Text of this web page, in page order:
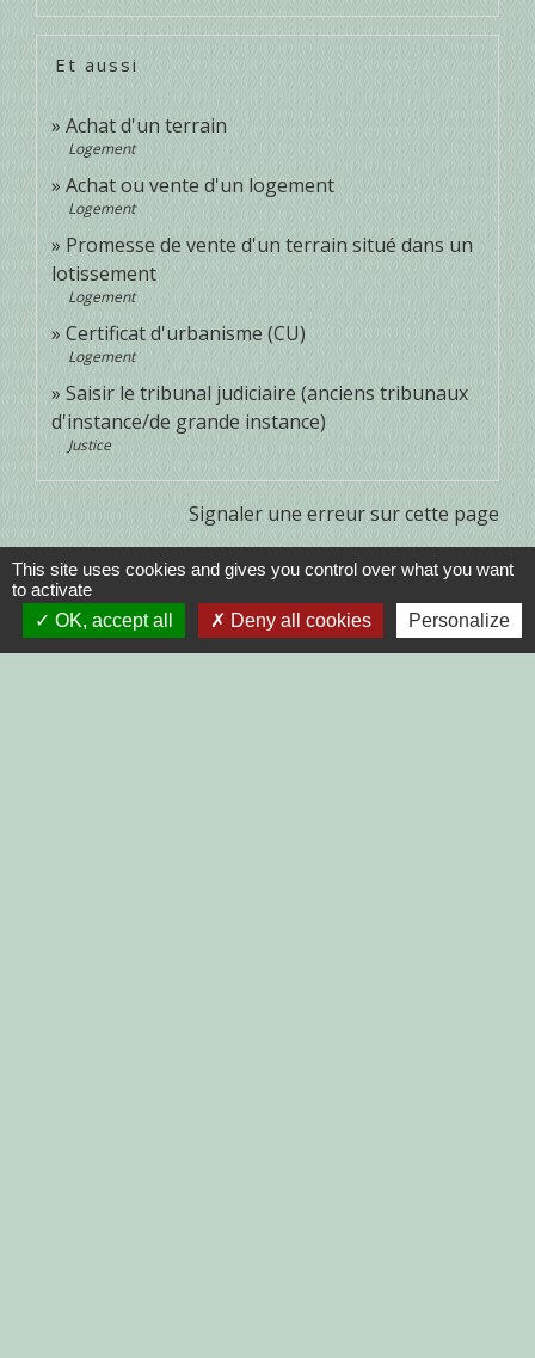
Et aussi
Achat d'un terrain
Logement
Achat ou vente d'un logement
Logement
Promesse de vente d'un terrain situé dans un
lotissement
Logement
Certificat d'urbanisme (CU)
Logement
Saisir le tribunal judiciaire (anciens tribunaux
d'instance/de grande instance)
Justice
Signaler une erreur sur cette page
This site uses cookies and gives you control over what you want
to activate
OK, accept all
Deny all cookies Personalize